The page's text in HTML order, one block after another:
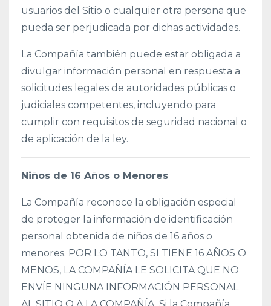
usuarios del Sitio o cualquier otra persona que
pueda ser perjudicada por dichas actividades.
La Compañía también puede estar obligada a
divulgar información personal en respuesta a
solicitudes legales de autoridades públicas o
judiciales competentes, incluyendo para
cumplir con requisitos de seguridad nacional o
de aplicación de la ley.
Niños de 16 Años o Menores
La Compañía reconoce la obligación especial
de proteger la información de identificación
personal obtenida de niños de 16 años o
menores. POR LO TANTO, SI TIENE 16 AÑOS O
MENOS, LA COMPAÑÍA LE SOLICITA QUE NO
ENVÍE NINGUNA INFORMACIÓN PERSONAL